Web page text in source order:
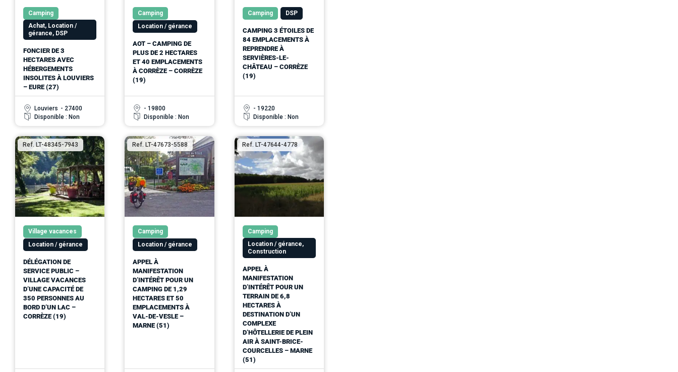
Camping
Achat, Location /
gérance, DSP
FONCIER DE 3
HECTARES AVEC
HÉBERGEMENTS
INSOLITES À LOUVIERS
– EURE (27)
Louviers - 27400
Disponible : Non
Camping
Location / gérance
AOT – CAMPING DE
PLUS DE 2 HECTARES
ET 40 EMPLACEMENTS
À CORRÈZE – CORRÈZE
(19)
- 19800
Disponible : Non
Camping DSP
CAMPING 3 ÉTOILES DE
84 EMPLACEMENTS À
REPRENDRE À
SERVIÈRES-LE-
CHÂTEAU – CORRÈZE
(19)
- 19220
Disponible : Non
Ref. LT-48345-7943
Village vacances
Location / gérance
DÉLÉGATION DE
SERVICE PUBLIC –
VILLAGE VACANCES
D’UNE CAPACITÉ DE
350 PERSONNES AU
BORD D’UN LAC –
CORRÈZE (19)
Ref. LT-47673-5588
Camping
Location / gérance
APPEL À
MANIFESTATION
D’INTÉRÊT POUR UN
CAMPING DE 1,29
HECTARES ET 50
EMPLACEMENTS À
VAL-DE-VESLE –
MARNE (51)
Ref. LT-47644-4778
Camping
Location / gérance,
Construction
APPEL À
MANIFESTATION
D’INTÉRÊT POUR UN
TERRAIN DE 6,8
HECTARES À
DESTINATION D’UN
COMPLEXE
D’HÔTELLERIE DE PLEIN
AIR À SAINT-BRICE-
COURCELLES – MARNE
(51)